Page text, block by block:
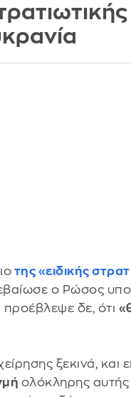
της «ειδικής
ο Ρώσος
δε, ότι
ξεκινά, και
ολόκληρης αυτής